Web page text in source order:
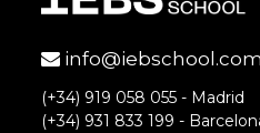
info@iebschool.com
(+34) 919 058 055 - Madrid
(+34) 931 833 199 -